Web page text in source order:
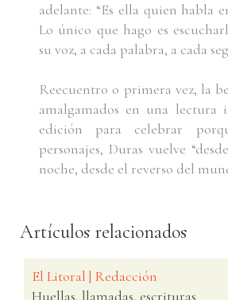
adelante: “Es ella quien habla
Lo único que hago es
su voz, a cada palabra, a cada
Reecuentro o primera vez, la
amalgamados en una lectura
edición para celebrar
personajes, Duras vuelve
noche, desde el reverso del
Artículos relacionados
El Litoral | Redacción
Huellas, llamadas, escrituras